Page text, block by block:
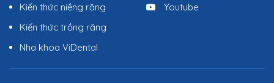
Kiến thức niềng răng
Kiến thức trồng răng
Nha khoa ViDental
Youtube